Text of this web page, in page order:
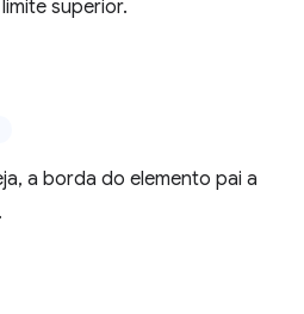
superior.
a borda do elemento pai a